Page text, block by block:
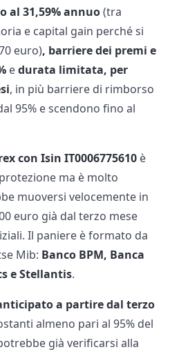
al 31,59% annuo(tra
e capital gain perché si
euro), barriere dei premi e
edurata limitata, per
, in più barriere di rimborso
95% e scendono fino al
con Isin IT0006775610 è
ma è molto
muoversi velocemente in
euro già dal terzo mese
Il paniere è formato da
Mib: Banco BPM, Banca
e Stellantis.
a partire dal terzo
almeno pari al 95% del
già verificarsi alla